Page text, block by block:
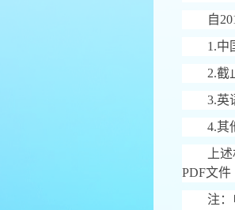
自
1.中
2.截
3.英
4.其
上
PDF文件
注